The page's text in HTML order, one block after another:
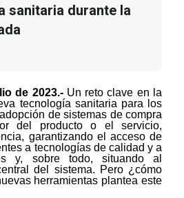
sanitaria durante la
de 2023.- Un reto clave en la
tecnología sanitaria para los
de sistemas de compra
del producto o el servicio,
garantizando el acceso de
a tecnologías de calidad y a
y, sobre todo, situando al
del sistema. Pero ¿cómo
herramientas plantea este